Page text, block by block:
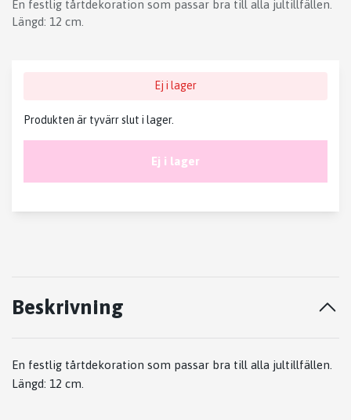
En festlig tårtdekoration som passar bra till alla jultillfällen.
Längd: 12 cm.
Ej i lager
Produkten är tyvärr slut i lager.
Ej i lager
Beskrivning
En festlig tårtdekoration som passar bra till alla jultillfällen.
Längd: 12 cm.